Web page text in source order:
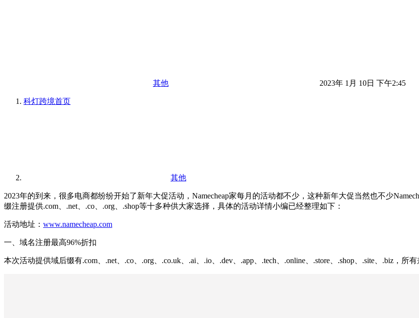
其他 2023年 1月 10日 下午2:45
科灯跨境首页
其他
2023年的到来，很多电商都纷纷开始了新年大促活动，Namecheap家每月的活动都不少，这种新年大促当然也不少
缀注册提供.com、.net、.co、.org、.shop等十多种供大家选择，具体的活动详情小编已经整理如下：
活动地址： www.namecheap.com
一、域名注册最高96%折扣
本次活动提供域后缀有.com、.net、.co、.org、.co.uk、.ai、.io、.dev、.app、.tech、.online、.store、.shop、.site、.biz，